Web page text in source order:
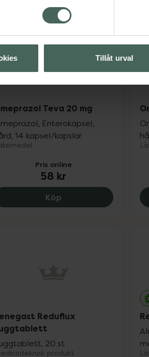
Tillåt urval
Teva 20 mg
Enterokapsel,
14 kapsel/kapslar
Pris online
58 kr
Köp Omeprazol Teva 20
Reduflux
20 st
produkt